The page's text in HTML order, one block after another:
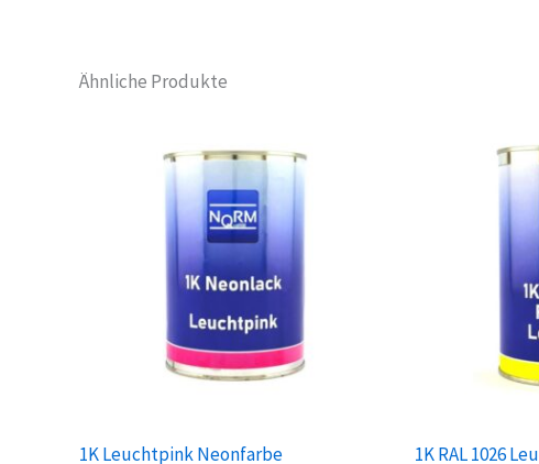
Ähnliche Produkte
1K Leuchtpink Neonfarbe
1K RAL 1026